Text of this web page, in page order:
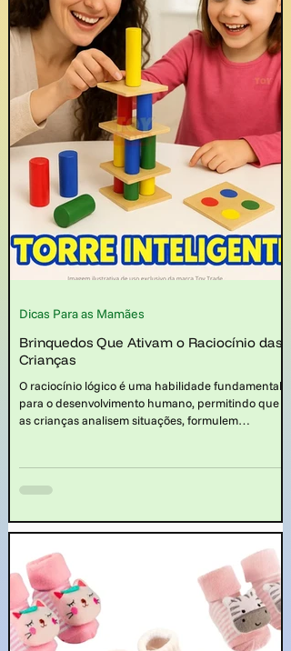
Brinquedos Que Ativam o Raciocínio das
Crianças
O raciocínio lógico é uma habilidade fundamental
para o desenvolvimento humano, permitindo que
Desde a tenra idade, as crianças demonstram
curiosidade natural pelo mundo ao seu redor,
como se relacionam entre si. Nesse contexto, saber
crianças é muito importante.